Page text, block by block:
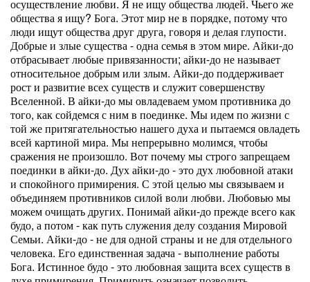
осуществление любви. Я не ищу общества людей. Чьего же
общества я ищу? Бога. Этот мир не в порядке, потому что
люди ищут общества друг друга, говоря и делая глупости.
Добрые и злые существа - одна семья в этом мире. Айки-до
отбрасывает любые привязанности; айки-до не называет
относительное добрым или злым. Айки-до поддерживает
рост и развитие всех существ и служит совершенству
Вселенной. В айки-до мы овладеваем умом противника до
того, как сойдемся с ним в поединке. Мы идем по жизни с
той же притягательностью нашего духа и пытаемся овладеть
всей картиной мира. Мы непрерывно молимся, чтобы
сражения не произошло. Вот почему мы строго запрещаем
поединки в айки-до. Дух айки-до - это дух любовной атаки
и спокойного примирения. С этой целью мы связываем и
объединяем противников силой воли любви. Любовью мы
можем очищать других. Понимай айки-до прежде всего как
будо, а потом - как путь служения делу создания Мировой
Семьи. Айки-до - не для одной страны и не для отдельного
человека. Его единственная задача - выполнение работы
Бога. Истинное будо - это любовная защита всех существ в